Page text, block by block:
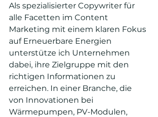
Als spezialisierter Copywriter für
alle Facetten im Content
Marketing mit einem klaren Fokus
auf Erneuerbare Energien
unterstütze ich Unternehmen
dabei, ihre Zielgruppe mit den
richtigen Informationen zu
erreichen. In einer Branche, die
von Innovationen bei
Wärmepumpen, PV-Modulen,